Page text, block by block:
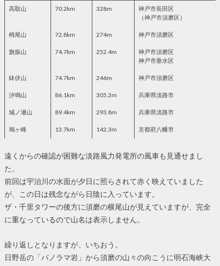
高取山 70.2km 328m
神戸市長田区
（神戸市須磨区）
栂尾山 72.8km 274m 神戸市須磨区
旗振山 74.7km 252.4m
神戸市須磨区
神戸市垂水区
鉢伏山 74.7km 246m 神戸市須磨区
汐鳴山 86.1km 305.2m 兵庫県淡路市
城ノ瀬山 89.4km 293.8m 兵庫県淡路市
鳩ヶ峰 13.7km 142.3m 京都府八幡市
遠くからの確認が困難な淡路風力発電所の風車も見通せまし
た。
前回は宇治川の水面が夕日に照らされて赤く映えていました
が、この日は残念ながら日陰に入っています。
ザ・千里タワーの後方に須磨の横尾山が見えていますが、完全
に重なっているので山名は表示しません。
繰り返しとなりますが、いちおう。
日野岳の「パノラマ岩」から須磨の山々の向こうに明石海峡大